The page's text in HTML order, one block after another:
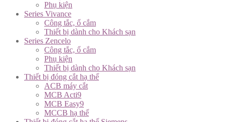
Phụ kiện
Series Vivance
Công tắc, ổ cắm
Thiết bị dành cho Khách sạn
Series Zencelo
Công tắc, ổ cắm
Phụ kiện
Thiết bị dành cho Khách sạn
Thiết bị đóng cắt hạ thế
ACB máy cắt
MCB Acti9
MCB Easy9
MCCB hạ thế